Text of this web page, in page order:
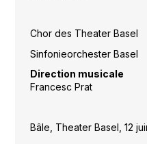
Chor des Theater Basel
Sinfonieorchester Basel
Direction musicale
Francesc Prat
Bâle, Theater Basel, 12